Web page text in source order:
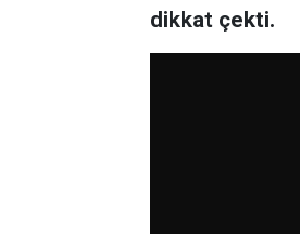
dikkat çekti.